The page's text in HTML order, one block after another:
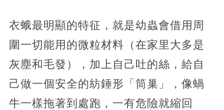
衣蛾最明顯的特征，就是幼蟲會借用周
圍一切能用的微粒材料（在家里大多是
灰塵和毛發），加上自己吐的絲，給自
己做一個安全的紡錘形「筒巢」，像蝸
牛一樣拖著到處跑，一有危險就縮回